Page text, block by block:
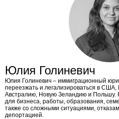
Юлия Голиневич
Юлия Голиневич​ – иммиграционный
переезжать и легализироваться в США,
Австралию, Новую Зеландию и Польшу.
для бизнеса, работы, образования,
также со сложными ситуациями,
депортацией.